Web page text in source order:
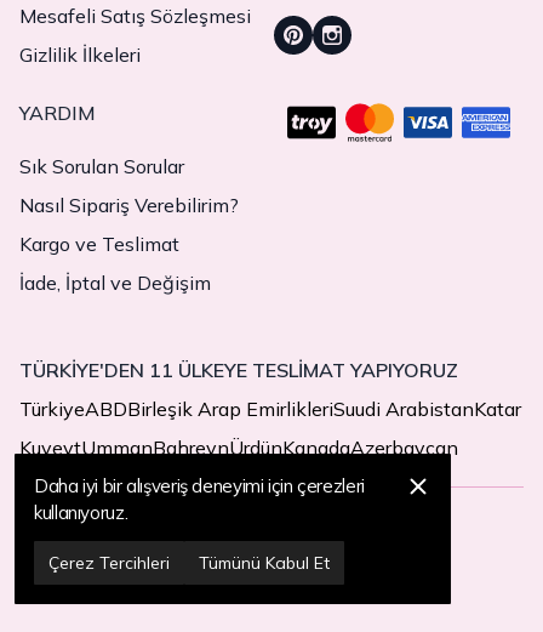
Mesafeli Satış Sözleşmesi
Gizlilik İlkeleri
YARDIM
Sık Sorulan Sorular
Nasıl Sipariş Verebilirim?
Kargo ve Teslimat
İade, İptal ve Değişim
TÜRKİYE'DEN 11 ÜLKEYE TESLİMAT YAPIYORUZ
TürkiyeABDBirleşik Arap EmirlikleriSuudi ArabistanKatar
KuveytUmmanBahreynÜrdünKanadaAzerbaycan
© 2025 MegaButik -Her Hakkı Saklıdır
Çerez TercihleriÇerez Politikası
Daha iyi bir alışveriş deneyimi için çerezleri
kullanıyoruz.
Çerez Tercihleri Tümünü Kabul Et